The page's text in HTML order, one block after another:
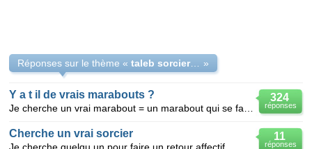
Réponses sur le thème « taleb sorcier marabout »
324
réponses
Y a t il de vrais marabouts ?
11
réponses
Cherche un vrai sorcier